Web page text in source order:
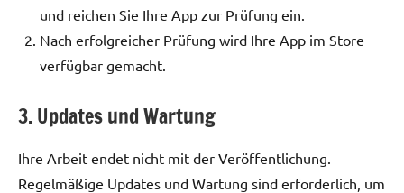
und reichen Sie Ihre App zur Prüfung ein.
Nach erfolgreicher Prüfung wird Ihre App im Store
verfügbar gemacht.
3. Updates und Wartung
Ihre Arbeit endet nicht mit der Veröffentlichung.
Regelmäßige Updates und Wartung sind erforderlich, um